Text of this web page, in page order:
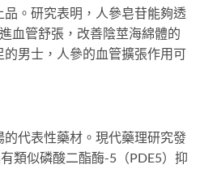
品。研究表明，人參皂苷能夠透
血管舒張，改善陰莖海綿體的
男士，人參的血管擴張作用可
代表性藥材。現代藥理研究發
類似磷酸二酯酶-5（PDE5）抑